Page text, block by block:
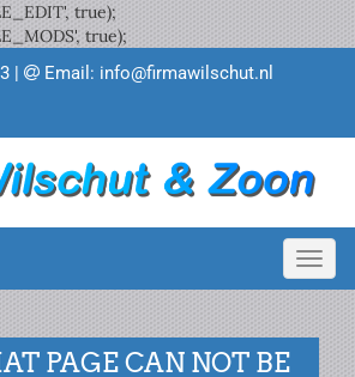
true);
true);
| Email: info@firmawilschut.nl
PAGE CAN NOT BE